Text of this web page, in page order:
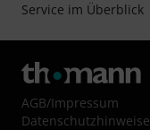
Service im Überblick
AGB/Impressum
Datenschutzhinweise